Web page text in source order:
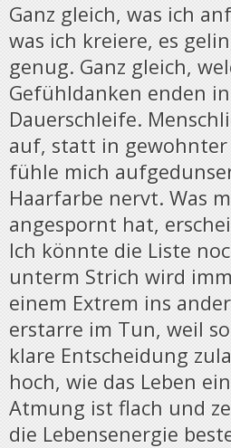
Ganz gleich, was ich
was ich kreiere, es
genug. Ganz gleich,
Gefühldanken enden
Dauerschleife.
auf, statt in
fühle mich
Haarfarbe nervt. Was
angespornt hat,
Ich könnte die Liste
unterm Strich wird
einem Extrem ins
erstarre im Tun, weil
klare Entscheidung
hoch, wie das Leben
Atmung ist flach und
die Lebensenergie